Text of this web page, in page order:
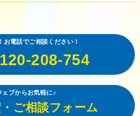
お電話でご相談ください！
208-754
ェブからお気軽に♪
ご相談フォーム